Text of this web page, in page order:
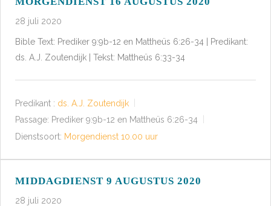
28 juli 2020
Bible Text: Prediker 9:9b-12 en Mattheüs 6:26-34 | Predikant:
ds. A.J. Zoutendijk | Tekst: Mattheüs 6:33-34
Predikant : ds. A.J. Zoutendijk
Passage: Prediker 9:9b-12 en Mattheüs 6:26-34
Dienstsoort: Morgendienst 10.00 uur
MIDDAGDIENST 9 AUGUSTUS 2020
28 juli 2020